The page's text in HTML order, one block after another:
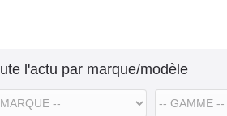
l'actu par marque/modèle